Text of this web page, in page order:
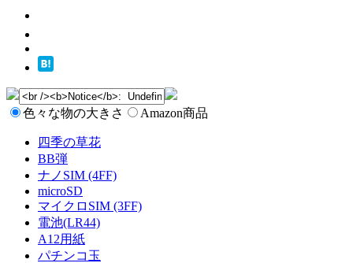
色々な物の大きさ Amazon商品
四季の草花
BB弾
ナノSIM (4FF)
microSD
マイクロSIM (3FF)
電池(LR44)
A12用紙
パチンコ玉